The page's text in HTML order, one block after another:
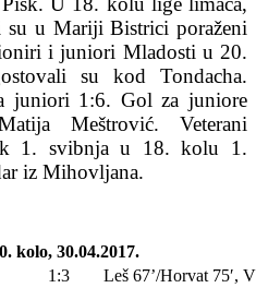
u Mariji Bistrici poraženi
i juniori Mladosti u 20.
su kod Tondacha.
juniori 1:6. Gol za juniore
Meštrović. Veterani
1. svibnja u 18. kolu 1.
iz Mihovljana.
kolo, 30.04.2017.
1:3
Leš 67’/Horvat 75′,